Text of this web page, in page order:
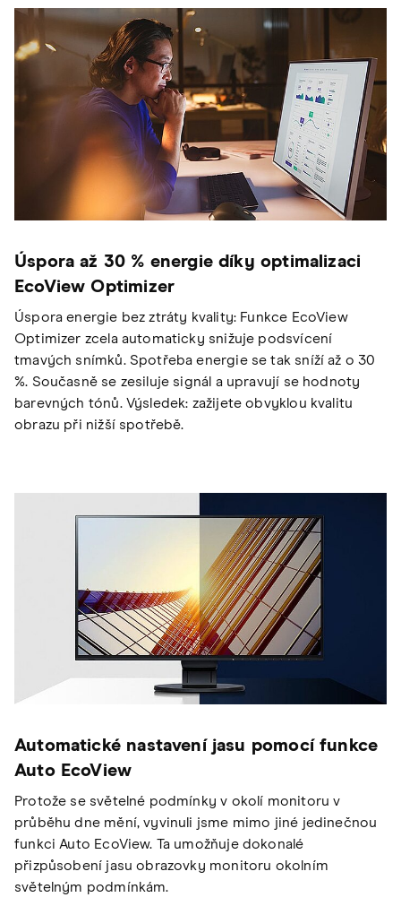
Úspora až 30 % energie díky optimalizaci
EcoView Optimizer
Úspora energie bez ztráty kvality: Funkce EcoView
Optimizer zcela automaticky snižuje podsvícení
tmavých snímků. Spotřeba energie se tak sníží až o 30
%. Současně se zesiluje signál a upravují se hodnoty
barevných tónů. Výsledek: zažijete obvyklou kvalitu
obrazu při nižší spotřebě.
Automatické nastavení jasu pomocí funkce
Auto EcoView
Protože se světelné podmínky v okolí monitoru v
průběhu dne mění, vyvinuli jsme mimo jiné jedinečnou
funkci Auto EcoView. Ta umožňuje dokonalé
přizpůsobení jasu obrazovky monitoru okolním
světelným podmínkám.